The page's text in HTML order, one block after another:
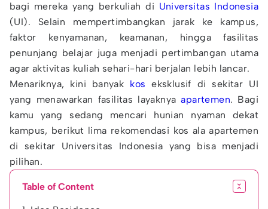
bagi mereka yang berkuliah di Universitas Indonesia
(UI). Selain mempertimbangkan jarak ke kampus,
faktor kenyamanan, keamanan, hingga fasilitas
penunjang belajar juga menjadi pertimbangan utama
agar aktivitas kuliah sehari-hari berjalan lebih lancar.
Menariknya, kini banyak kos eksklusif di sekitar UI
yang menawarkan fasilitas layaknyaapartemen. Bagi
kamu yang sedang mencari hunian nyaman dekat
kampus, berikut lima rekomendasi kos ala apartemen
di sekitar Universitas Indonesia yang bisa menjadi
pilihan.
Table of Content